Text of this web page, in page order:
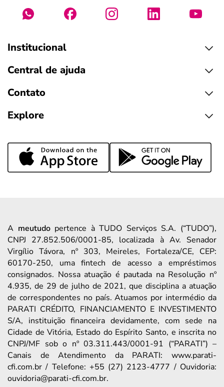
Institucional
Central de ajuda
Contato
Explore
A meutudopertence à TUDO Serviços S.A. (“TUDO”),
CNPJ 27.852.506/0001-85, localizada à Av. Senador
Virgílio Távora, nº 303, Meireles, Fortaleza/CE, CEP:
60170-250, uma fintech de acesso a empréstimos
consignados. Nossa atuação é pautada na Resolução nº
4.935, de 29 de julho de 2021, que disciplina a atuação
de correspondentes no país. Atuamos por intermédio da
PARATI CRÉDITO, FINANCIAMENTO E INVESTIMENTO
S/A, instituição financeira devidamente, com sede na
Cidade de Vitória, Estado do Espírito Santo, e inscrita no
CNPJ/MF sob o nº 03.311.443/0001-91 (“PARATI”) –
Canais de Atendimento da PARATI: www.parati-
cfi.com.br / Telefone: +55 (27) 2123-4777 / Ouvidoria:
ouvidoria@parati-cfi.com.br.